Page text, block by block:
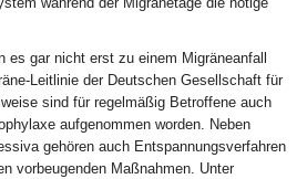
es gar nicht erst zu einem Migräneanfall
Leitlinie der Deutschen Gesellschaft für
sind für regelmäßig Betroffene auch
aufgenommen worden. Neben
gehören auch Entspannungsverfahren
vorbeugenden Maßnahmen. Unter